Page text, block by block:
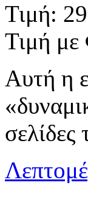
Τιμή:
Τιμή
Αυτή η
σελίδες